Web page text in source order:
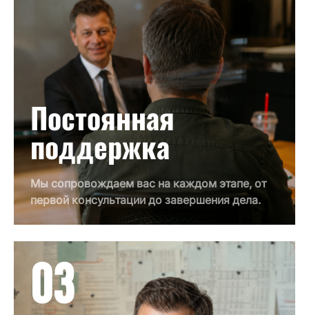
Постоянная
поддержка
Мы сопровождаем вас на каждом этапе, от
первой консультации до завершения дела.
03